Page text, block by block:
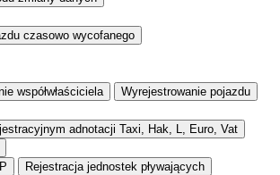
czasowo wycofanego
współwłaściciela
Wyrejestrowanie pojazdu
adnotacji Taxi, Hak, L, Euro, Vat
Rejestracja jednostek pływających